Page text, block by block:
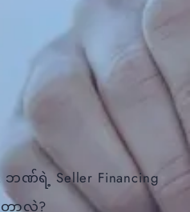
ဘဏ်ရဲ့ Seller Financing
တာလဲ?